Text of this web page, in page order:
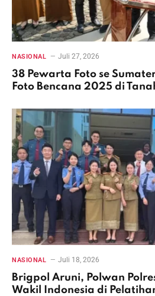
NASIONAL Juli 27, 2026
38 Pewarta Foto se
Foto Bencana 2025 di
NASIONAL Juli 18, 2026
Brigpol Aruni, Polwan
Wakil Indonesia di